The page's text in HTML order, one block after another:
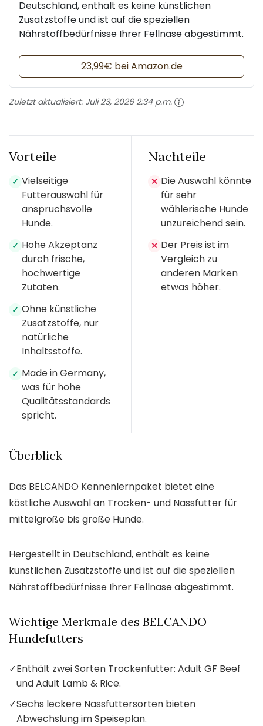
Deutschland, enthält es keine künstlichen
Zusatzstoffe und ist auf die speziellen
Nährstoffbedürfnisse Ihrer Fellnase abgestimmt.
23,99€ bei Amazon.de
Zuletzt aktualisiert: Juli 23, 2026 2:34 p.m.
Vorteile
✓ Vielseitige
Futterauswahl für
anspruchsvolle
Hunde.
✓ Hohe Akzeptanz
durch frische,
hochwertige
Zutaten.
✓ Ohne künstliche
Zusatzstoffe, nur
natürliche
Inhaltsstoffe.
✓ Made in Germany,
was für hohe
Qualitätsstandards
spricht.
Nachteile
✕ Die Auswahl könnte
für sehr
wählerische Hunde
unzureichend sein.
✕ Der Preis ist im
Vergleich zu
anderen Marken
etwas höher.
Überblick
Das BELCANDO Kennenlernpaket bietet eine
köstliche Auswahl an Trocken- und Nassfutter für
mittelgroße bis große Hunde.
Hergestellt in Deutschland, enthält es keine
künstlichen Zusatzstoffe und ist auf die speziellen
Nährstoffbedürfnisse Ihrer Fellnase abgestimmt.
Wichtige Merkmale des BELCANDO
Hundefutters
✓Enthält zwei Sorten Trockenfutter: Adult GF Beef
und Adult Lamb & Rice.
✓Sechs leckere Nassfuttersorten bieten
Abwechslung im Speiseplan.